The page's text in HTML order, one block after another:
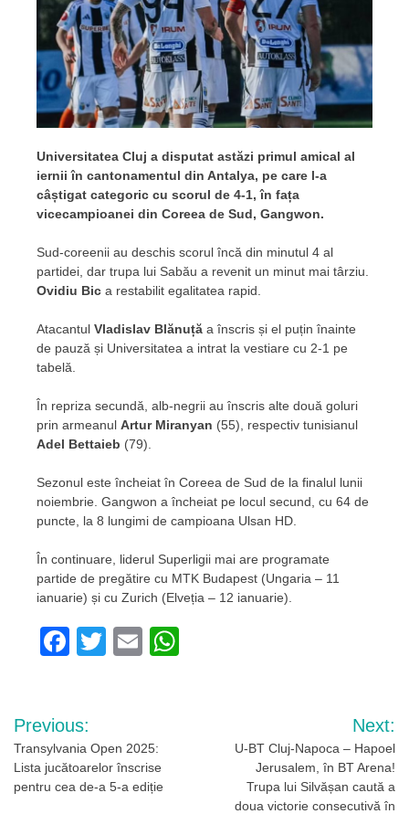
Universitatea Cluj a disputat astăzi primul amical al
iernii în cantonamentul din Antalya, pe care l-a
câștigat categoric cu scorul de 4-1, în fața
vicecampioanei din Coreea de Sud, Gangwon.
Sud-coreenii au deschis scorul încă din minutul 4 al
partidei, dar trupa lui Sabău a revenit un minut mai târziu.
Ovidiu Bic a restabilit egalitatea rapid.
Atacantul Vladislav Blănuță a înscris și el puțin înainte
de pauză și Universitatea a intrat la vestiare cu 2-1 pe
tabelă.
În repriza secundă, alb-negrii au înscris alte două goluri
prin armeanul Artur Miranyan (55), respectiv tunisianul
Adel Bettaieb (79).
Sezonul este încheiat în Coreea de Sud de la finalul lunii
noiembrie. Gangwon a încheiat pe locul secund, cu 64 de
puncte, la 8 lungimi de campioana Ulsan HD.
În continuare, liderul Superligii mai are programate
partide de pregătire cu MTK Budapest (Ungaria – 11
ianuarie) și cu Zurich (Elveția – 12 ianuarie).
Facebook
Twitter
Email
Navigare
în
articole
Previous:
Transylvania Open 2025:
Lista jucătoarelor înscrise
pentru cea de-a 5-a ediție
Next:
U-BT Cluj-Napoca – Hapoel
Jerusalem, în BT Arena!
Trupa lui Silvășan caută a
doua victorie consecutivă în